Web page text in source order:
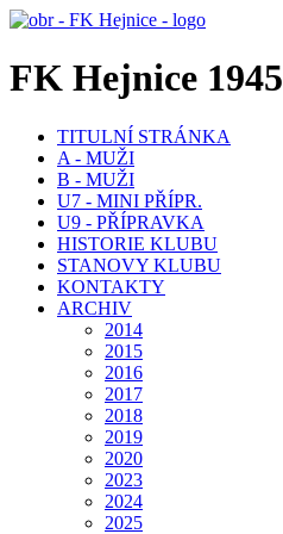
FK Hejnice 1945
TITULNÍ STRÁNKA
A - MUŽI
B - MUŽI
U7 - MINI PŘÍPR.
U9 - PŘÍPRAVKA
HISTORIE KLUBU
STANOVY KLUBU
KONTAKTY
ARCHIV
2014
2015
2016
2017
2018
2019
2020
2023
2024
2025